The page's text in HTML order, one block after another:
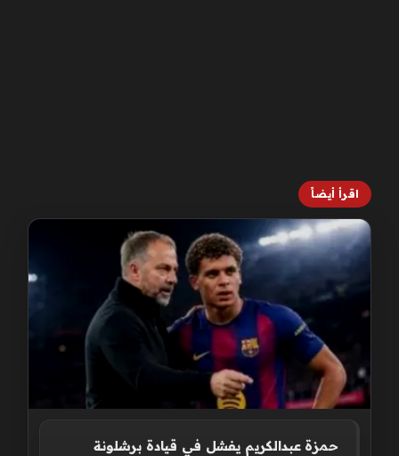
اقرأ أيضاً
حمزة عبدالكريم يفشل في قيادة برشلونة